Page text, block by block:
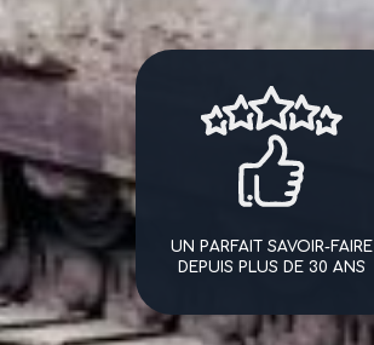
UN PARFAIT SAVOIR-FAIRE
DEPUIS PLUS DE 30 ANS